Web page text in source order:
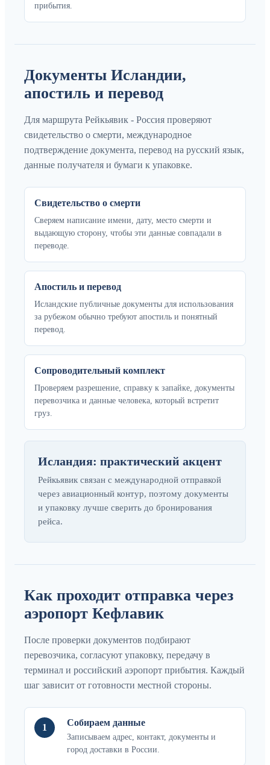
прибытия.
Документы Исландии,
апостиль и перевод
Для маршрута Рейкьявик - Россия проверяют
свидетельство о смерти, международное
подтверждение документа, перевод на русский язык,
данные получателя и бумаги к упаковке.
Свидетельство о смерти
Сверяем написание имени, дату, место смерти и
выдающую сторону, чтобы эти данные совпадали в
переводе.
Апостиль и перевод
Исландские публичные документы для использования
за рубежом обычно требуют апостиль и понятный
перевод.
Сопроводительный комплект
Проверяем разрешение, справку к запайке, документы
перевозчика и данные человека, который встретит
груз.
Исландия: практический акцент
Рейкьявик связан с международной отправкой
через авиационный контур, поэтому документы
и упаковку лучше сверить до бронирования
рейса.
Как проходит отправка через
аэропорт Кефлавик
После проверки документов подбирают
перевозчика, согласуют упаковку, передачу в
терминал и российский аэропорт прибытия. Каждый
шаг зависит от готовности местной стороны.
1 Собираем данные
Записываем адрес, контакт, документы и
город доставки в России.